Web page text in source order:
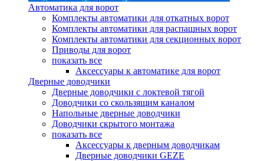
Автоматика для ворот
Комплекты автоматики для откатных ворот
Комплекты автоматики для распашных ворот
Комплекты автоматики для секционных ворот
Приводы для ворот
показать все
Аксессуары к автоматике для ворот
Дверные доводчики
Дверные доводчики с локтевой тягой
Доводчики со скользящим каналом
Напольные дверные доводчики
Доводчики скрытого монтажа
показать все
Аксессуары к дверным доводчикам
Дверные доводчики GEZE